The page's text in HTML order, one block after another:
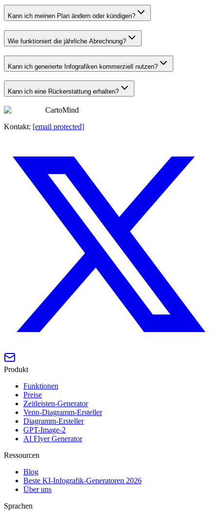
Kann ich meinen Plan ändern oder kündigen?
Wie funktioniert die jährliche Abrechnung?
Kann ich generierte Infografiken kommerziell nutzen?
Kann ich eine Rückerstattung erhalten?
CartoMind
Kontakt: [email protected]
Produkt
Funktionen
Preise
Zeitleisten-Generator
Venn-Diagramm-Ersteller
Diagramm-Ersteller
GPT-Image-2
AI Flyer Generator
Ressourcen
Blog
Beste KI-Infografik-Generatoren 2026
Über uns
Sprachen